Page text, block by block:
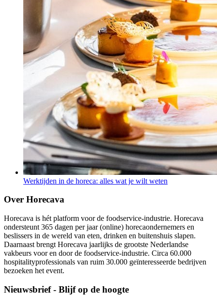
Werktijden in de horeca: alles wat je wilt weten
Over Horecava
Horecava is hét platform voor de foodservice-industrie. Horecava
ondersteunt 365 dagen per jaar (online) horecaondernemers en
beslissers in de wereld van eten, drinken en buitenshuis slapen.
Daarnaast brengt Horecava jaarlijks de grootste Nederlandse
vakbeurs voor en door de foodservice-industrie. Circa 60.000
hospitalityprofessionals van ruim 30.000 geïnteresseerde bedrijven
bezoeken het event.
Nieuwsbrief - Blijf op de hoogte